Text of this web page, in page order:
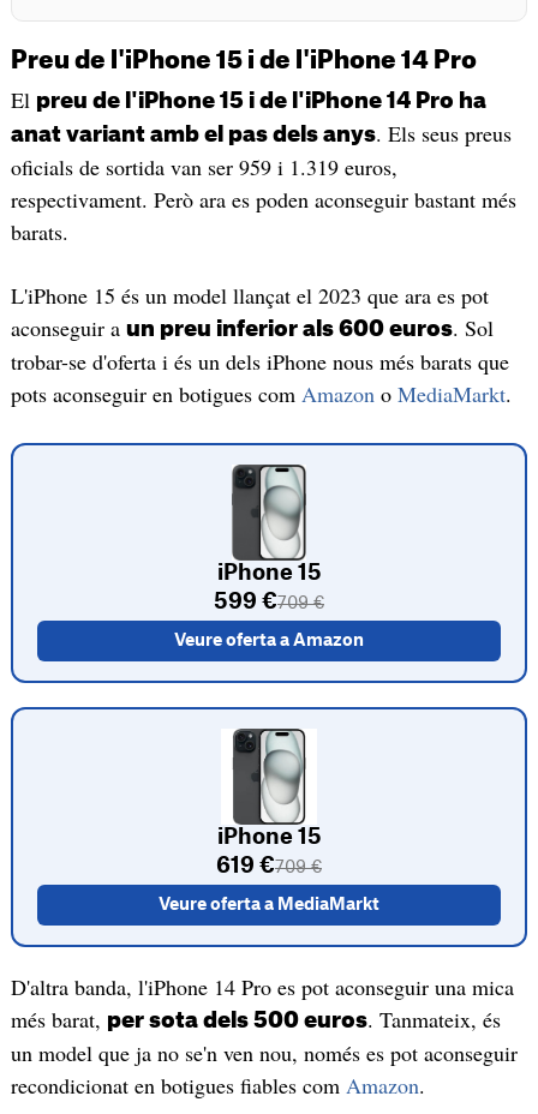
Preu de l'iPhone 15 i de l'iPhone 14 Pro
El preu de l'iPhone 15 i de l'iPhone 14 Pro ha
anat variant amb el pas dels anys. Els seus preus
oficials de sortida van ser 959 i 1.319 euros,
respectivament. Però ara es poden aconseguir bastant més
barats.
L'iPhone 15 és un model llançat el 2023 que ara es pot
aconseguir a un preu inferior als 600 euros. Sol
trobar-se d'oferta i és un dels iPhone nous més barats que
pots aconseguir en botigues com Amazono MediaMarkt.
iPhone 15
599 €709 €
Veure oferta a Amazon
iPhone 15
619 €709 €
Veure oferta a MediaMarkt
D'altra banda, l'iPhone 14 Pro es pot aconseguir una mica
més barat, per sota dels 500 euros. Tanmateix, és
un model que ja no se'n ven nou, només es pot aconseguir
recondicionat en botigues fiables com Amazon.